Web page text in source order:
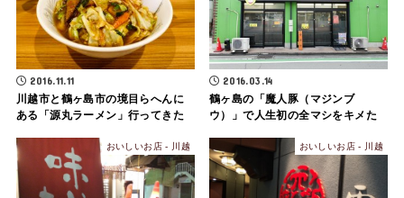
2016.11.11
川越市と鶴ヶ島市の境目らへんに
ある「源丸ラーメン」行ってきた
2016.03.14
鶴ヶ島の「魔人豚（マジンブ
ウ）」で人生初の全マシをキメた
おいしいお店 - 川越 おいしいお店 - 川越